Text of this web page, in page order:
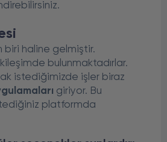
biri haline gelmiştir.
bulunmaktadırlar.
istediğimizde işler biraz
giriyor. Bu
platformda